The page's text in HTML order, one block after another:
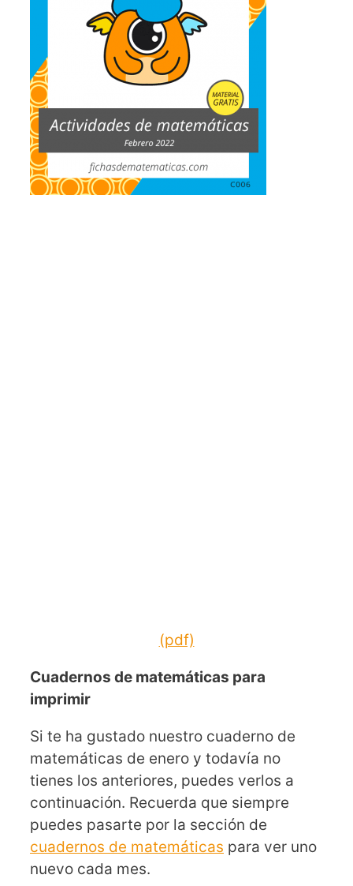
(pdf)
Cuadernos de matemáticas para
imprimir
Si te ha gustado nuestro cuaderno de
matemáticas de enero y todavía no
tienes los anteriores, puedes verlos a
continuación. Recuerda que siempre
puedes pasarte por la sección de
cuadernos de matemáticas para ver uno
nuevo cada mes.